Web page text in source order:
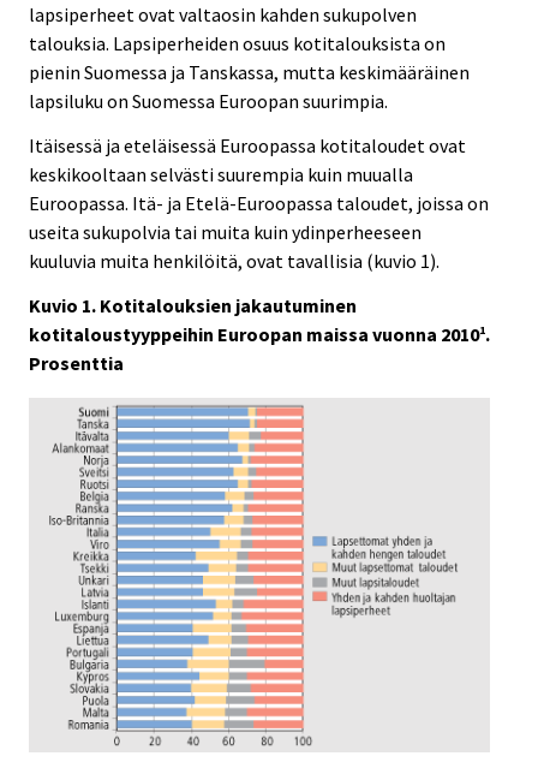
lapsiperheet ovat valtaosin kahden sukupolven
talouksia. Lapsiperheiden osuus kotitalouksista on
pienin Suomessa ja Tanskassa, mutta keskimääräinen
lapsiluku on Suomessa Euroopan suurimpia.
Itäisessä ja eteläisessä Euroopassa kotitaloudet ovat
keskikooltaan selvästi suurempia kuin muualla
Euroopassa. Itä- ja Etelä-Euroopassa taloudet, joissa on
useita sukupolvia tai muita kuin ydinperheeseen
kuuluvia muita henkilöitä, ovat tavallisia (kuvio 1).
Kuvio 1. Kotitalouksien jakautuminen
kotitaloustyyppeihin Euroopan maissa vuonna 20101.
Prosenttia